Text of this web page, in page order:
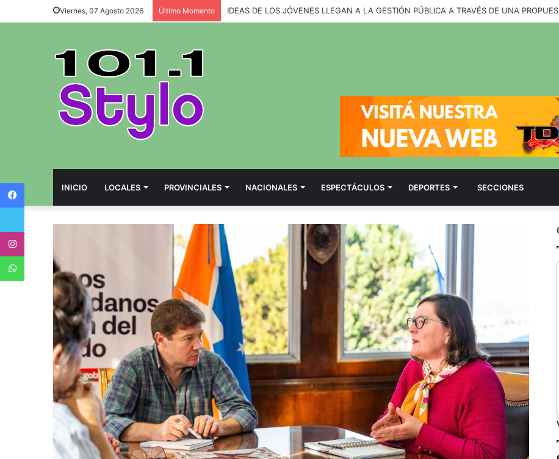
Viernes, 07 Agosto 2026 Último Momento IDEAS DE LOS JÓVENES LLEGAN A LA GESTIÓN PÚBLICA A TRAVÉS DE UNA
INICIO LOCALES PROVINCIALES NACIONALES ESPECTÁCULOS DEPORTES SECCIONES
Twitter
WhatsApp